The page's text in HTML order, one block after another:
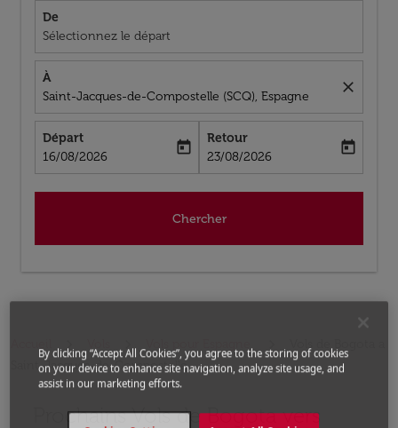
De
Sélectionnez le départ
À
Saint-Jacques-de-Compostelle (SCQ), Espagne
close
Départ
fc-booking-departure-date-aria-label
16/08/2026
today
Retour
fc-booking-return-date-aria-label
23/08/2026
today
Chercher
Saint-Jacques-de-Compostelle
Prochains Vols de Bogota vers
Aucun tarif trouvé pour les options populaires
By clicking “Accept All Cookies”, you agree to the storing of cookies
on your device to enhance site navigation, analyze site usage, and
assist in our marketing efforts.